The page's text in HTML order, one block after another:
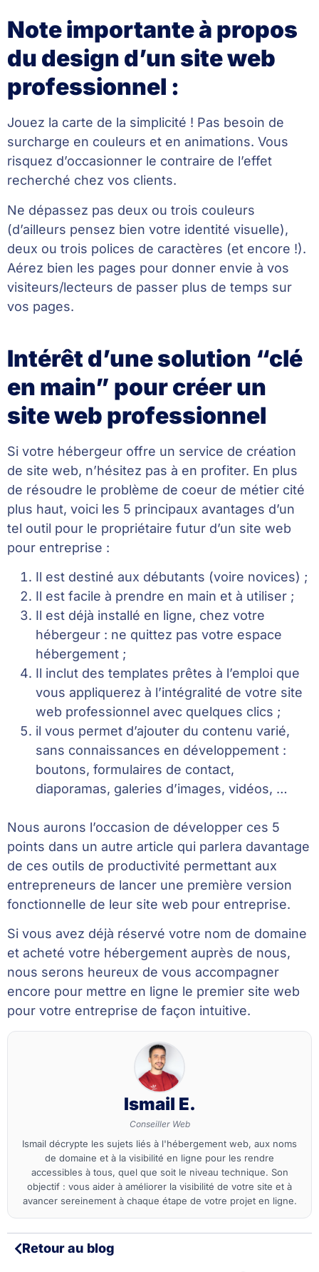
Note importante à propos
du design d’un site web
professionnel :
Jouez la carte de la simplicité ! Pas besoin de
surcharge en couleurs et en animations. Vous
risquez d’occasionner le contraire de l’effet
recherché chez vos clients.
Ne dépassez pas deux ou trois couleurs
(d’ailleurs pensez bien votre identité visuelle),
deux ou trois polices de caractères (et encore !).
Aérez bien les pages pour donner envie à vos
visiteurs/lecteurs de passer plus de temps sur
vos pages.
Intérêt d’une solution “clé
en main” pour créer un
site web professionnel
Si votre hébergeur offre un service de création
de site web, n’hésitez pas à en profiter. En plus
de résoudre le problème de coeur de métier cité
plus haut, voici les 5 principaux avantages d’un
tel outil pour le propriétaire futur d’un site web
pour entreprise :
Il est destiné aux débutants (voire novices) ;
Il est facile à prendre en main et à utiliser ;
Il est déjà installé en ligne, chez votre
hébergeur : ne quittez pas votre espace
hébergement ;
Il inclut des templates prêtes à l’emploi que
vous appliquerez à l’intégralité de votre site
web professionnel avec quelques clics ;
il vous permet d’ajouter du contenu varié,
sans connaissances en développement :
boutons, formulaires de contact,
diaporamas, galeries d’images, vidéos, …
Nous aurons l’occasion de développer ces 5
points dans un autre article qui parlera davantage
de ces outils de productivité permettant aux
entrepreneurs de lancer une première version
fonctionnelle de leur site web pour entreprise.
Si vous avez déjà réservé votre nom de domaine
et acheté votre hébergement auprès de nous,
nous serons heureux de vous accompagner
encore pour mettre en ligne le premier site web
pour votre entreprise de façon intuitive.
Ismail E.
Conseiller Web
Ismail décrypte les sujets liés à l'hébergement web, aux noms
de domaine et à la visibilité en ligne pour les rendre
accessibles à tous, quel que soit le niveau technique. Son
objectif : vous aider à améliorer la visibilité de votre site et à
avancer sereinement à chaque étape de votre projet en ligne.
Retour au blog